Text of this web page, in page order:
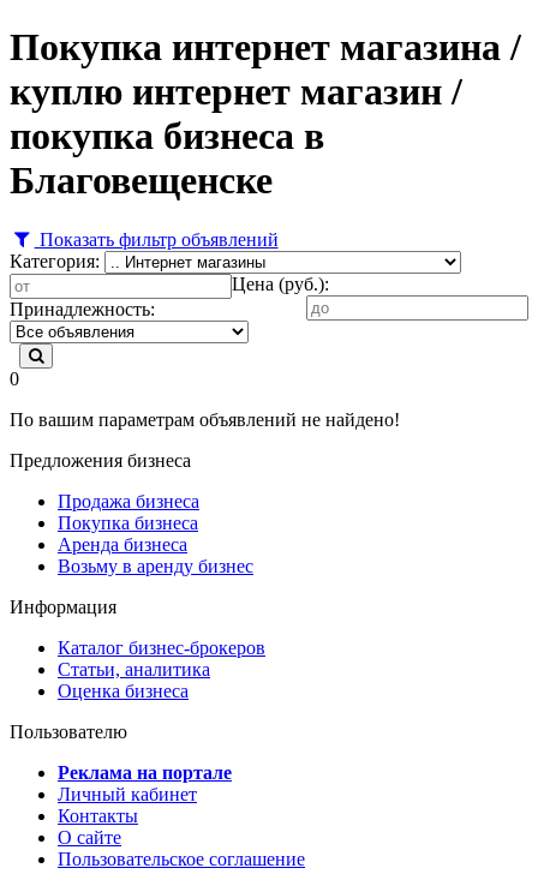
Покупка интернет магазина /
куплю интернет магазин /
покупка бизнеса в
Благовещенске
Показать фильтр объявлений
Категория:
Цена (руб.):
Принадлежность:
0
По вашим параметрам объявлений не найдено!
Предложения бизнеса
Продажа бизнеса
Покупка бизнеса
Аренда бизнеса
Возьму в аренду бизнес
Информация
Каталог бизнес-брокеров
Статьи, аналитика
Оценка бизнеса
Пользователю
Реклама на портале
Личный кабинет
Контакты
О сайте
Пользовательское соглашение